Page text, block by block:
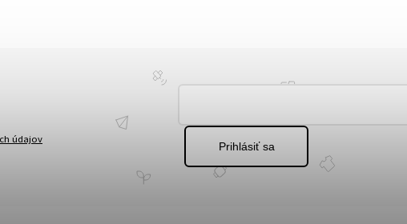
údajov
Prihlásiť sa